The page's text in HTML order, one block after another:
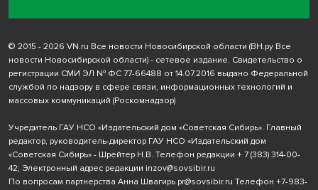
© 2015 - 2026 VN.ru Все новости Новосибирской области (ВН.ру Все
новости Новосибирской области) - сетевое издание. Свидетельство о
регистрации СМИ ЭЛ № ФС 77-66488 от 14.07.2016 выдано Федеральной
службой по надзору в сфере связи, информационных технологий и
массовых коммуникаций (Роскомнадзор)
Учредитель ГАУ НСО «Издательский дом «Советская Сибирь». Главный
редактор, руководитель-директор ГАУ НСО «Издательский дом
«Советская Сибирь» - Шрейтер Н.В. Телефон редакции + 7 (383) 314-00-
42; Электронный адрес редакции inzov@sovsibir.ru
По вопросам партнерства Анна Швагирь pr@sovsibir.ru Телефон +7-983-